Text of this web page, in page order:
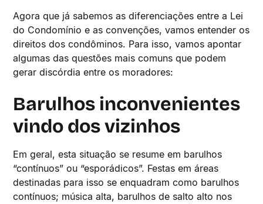
Agora que já sabemos as diferenciações entre a Lei
do Condomínio e as convenções, vamos entender os
direitos dos condôminos. Para isso, vamos apontar
algumas das questões mais comuns que podem
gerar discórdia entre os moradores:
Barulhos inconvenientes
vindo dos vizinhos
Em geral, esta situação se resume em barulhos
“contínuos” ou “esporádicos”. Festas em áreas
destinadas para isso se enquadram como barulhos
contínuos; música alta, barulhos de salto alto nos